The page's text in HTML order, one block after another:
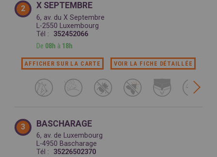
2 X SEPTEMBRE
6, av. du X Septembre
L-2550 Luxembourg
Tél :
352452066
De 08h à 18h
AFFICHER SUR LA CARTE VOIR LA FICHE DÉTAILLÉE
3 BASCHARAGE
6, av. de Luxembourg
L-4950 Bascharage
Tél :
35226502370